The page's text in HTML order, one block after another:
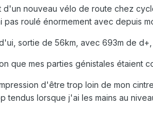
d'un nouveau vélo de route chez
roulé énormement avec depuis
sortie de 56km, avec 693m de
que mes parties génistales étaient
d'être trop loin de mon
tendus lorsque j'ai les mains au